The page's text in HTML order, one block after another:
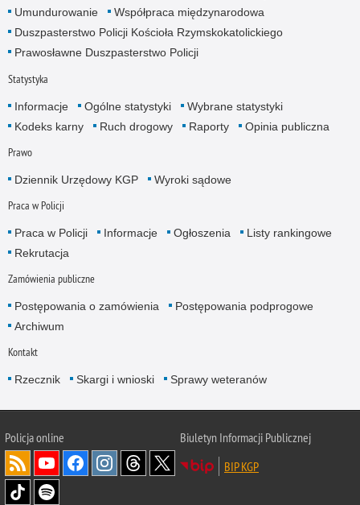
Umundurowanie
Współpraca międzynarodowa
Duszpasterstwo Policji Kościoła Rzymskokatolickiego
Prawosławne Duszpasterstwo Policji
Statystyka
Informacje Ogólne statystyki
Wybrane statystyki
Kodeks karny
Ruch drogowy Raporty Opinia publiczna
Prawo
Dziennik Urzędowy KGP Wyroki sądowe
Praca w Policji
Praca w Policji Informacje Ogłoszenia
Listy rankingowe
Rekrutacja
Zamówienia publiczne
Postępowania o zamówienia
Postępowania podprogowe
Archiwum
Kontakt
Rzecznik Skargi i wnioski Sprawy weteranów
Policjaonline
Biuletyn Informacji Publicznej
BIP KGP